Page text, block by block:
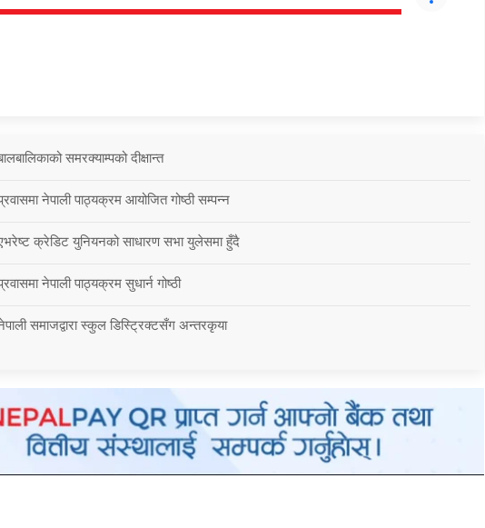
समरक्याम्पको दीक्षान्त
नेपाली पाठ्यक्रम आयोजित गोष्ठी सम्पन्न
क्रेडिट युनियनको साधारण सभा युलेसमा हुँदै
नेपाली पाठ्यक्रम सुधार्न गोष्ठी
समाजद्वारा स्कुल डिस्ट्रिक्टसँग अन्तरकृया